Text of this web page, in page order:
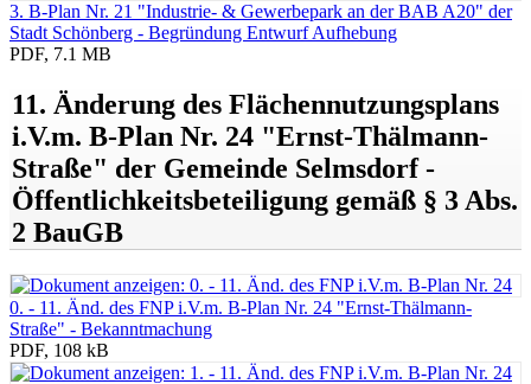
3. B-Plan Nr. 21 "Industrie- & Gewerbepark an der BAB A20" der
Stadt Schönberg - Begründung Entwurf Aufhebung
PDF, 7.1 MB
11. Änderung des Flächennutzungsplans
i.V.m. B-Plan Nr. 24 "Ernst-Thälmann-
Straße" der Gemeinde Selmsdorf -
Öffentlichkeitsbeteiligung gemäß § 3 Abs.
2 BauGB
0. - 11. Änd. des FNP i.V.m. B-Plan Nr. 24 "Ernst-Thälmann-
Straße" - Bekanntmachung
PDF, 108 kB